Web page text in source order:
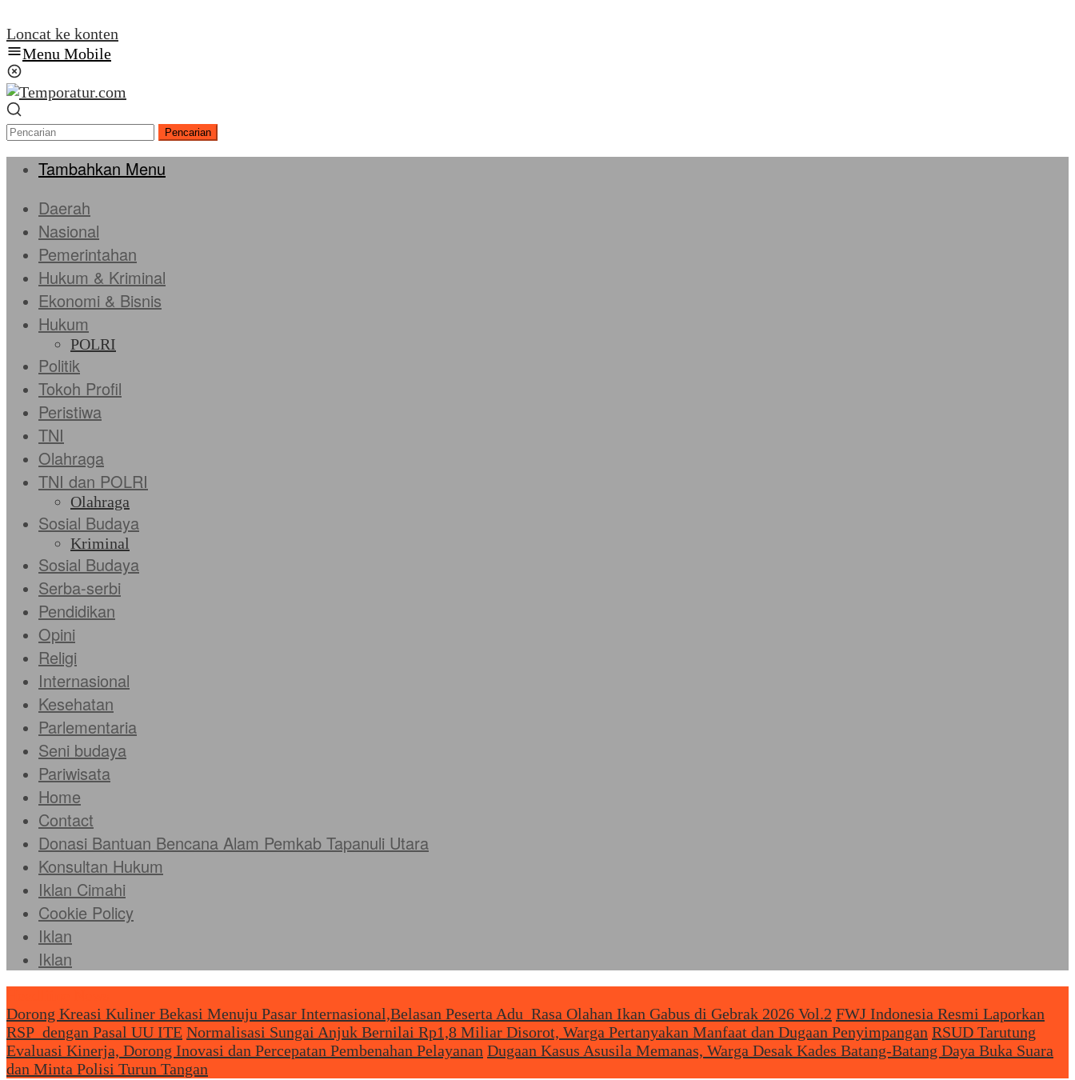
Loncat ke konten
Menu Mobile
Pencarian
Tambahkan Menu
Daerah
Nasional
Pemerintahan
Hukum & Kriminal
Ekonomi & Bisnis
Hukum
POLRI
Politik
Tokoh Profil
Peristiwa
TNI
Olahraga
TNI dan POLRI
Olahraga
Sosial Budaya
Kriminal
Sosial Budaya
Serba-serbi
Pendidikan
Opini
Religi
Internasional
Kesehatan
Parlementaria
Seni budaya
Pariwisata
Home
Contact
Donasi Bantuan Bencana Alam Pemkab Tapanuli Utara
Konsultan Hukum
Iklan Cimahi
Cookie Policy
Iklan
Iklan
Dorong Kreasi Kuliner Bekasi Menuju Pasar Internasional,Belasan Peserta Adu Rasa Olahan Ikan Gabus di Gebrak 2026 Vol.2 FWJ Indonesia Resmi Laporkan
RSP dengan Pasal UU ITE Normalisasi Sungai Anjuk Bernilai Rp1,8 Miliar Disorot, Warga Pertanyakan Manfaat dan Dugaan Penyimpangan RSUD Tarutung
Evaluasi Kinerja, Dorong Inovasi dan Percepatan Pembenahan Pelayanan Dugaan Kasus Asusila Memanas, Warga Desak Kades Batang-Batang Daya Buka Suara
dan Minta Polisi Turun Tangan